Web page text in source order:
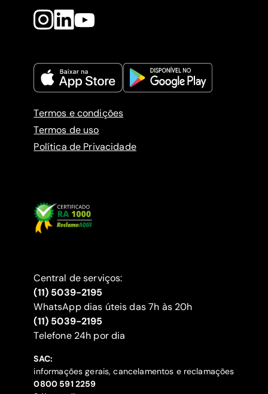
Termos e condições
Termos de uso
Política de Privacidade
Central de serviços:
(11) 5039-2195
WhatsApp dias úteis das 7h às 20h
(11) 5039-2195
‍Telefone 24h por dia
SAC:
informações gerais, cancelamentos e reclamações
‍0800 591 2259